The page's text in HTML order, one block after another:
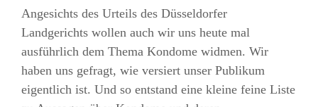
Angesichts des Urteils des Düsseldorfer
Landgerichts wollen auch wir uns heute mal
ausführlich dem Thema Kondome widmen. Wir
haben uns gefragt, wie versiert unser Publikum
eigentlich ist. Und so entstand eine kleine feine Liste